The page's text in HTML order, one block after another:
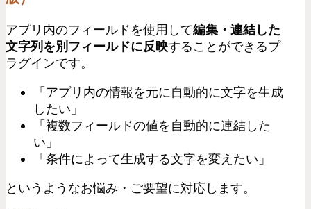
アプリ内のフィールドを使用して編集・連結した
文字列を別フィールドに反映することができるプ
ラグインです。
「アプリ内の情報を元に自動的に文字を生成
したい」
「複数フィールドの値を自動的に連結した
い」
「条件によって生成する文字を変えたい」
というようなお悩み・ご要望に対応します。